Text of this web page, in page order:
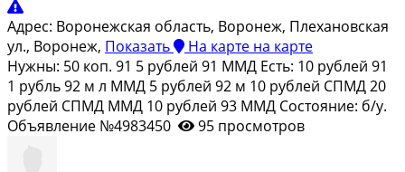
Адрес: Воронежская область, Воронеж, Плехановская
ул., Воронеж, Показать На карте на карте
Нужны: 50 коп. 91 5 рублей 91 ММД Есть: 10 рублей 91
1 рубль 92 м л ММД 5 рублей 92 м 10 рублей СПМД 20
рублей СПМД ММД 10 рублей 93 ММД Состояние: б/у.
Объявление №4983450
95 просмотров